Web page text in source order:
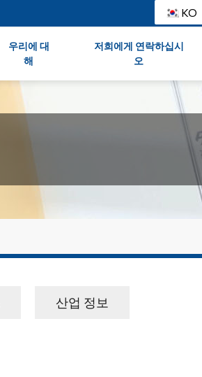
KO
우리에 대
해
저희에게 연락하십시
오
산업 정보